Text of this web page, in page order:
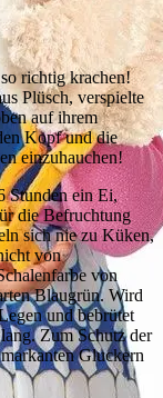
richtig krachen!
Plüsch, verspielte
auf ihrem
Kopf und die
einzuhauchen!
Stunden ein Ei,
die Befruchtung
sich nie zu Küken,
von
von
Blaugrün. Wird
und bebrütet
Zum Schutz der
Gluckern